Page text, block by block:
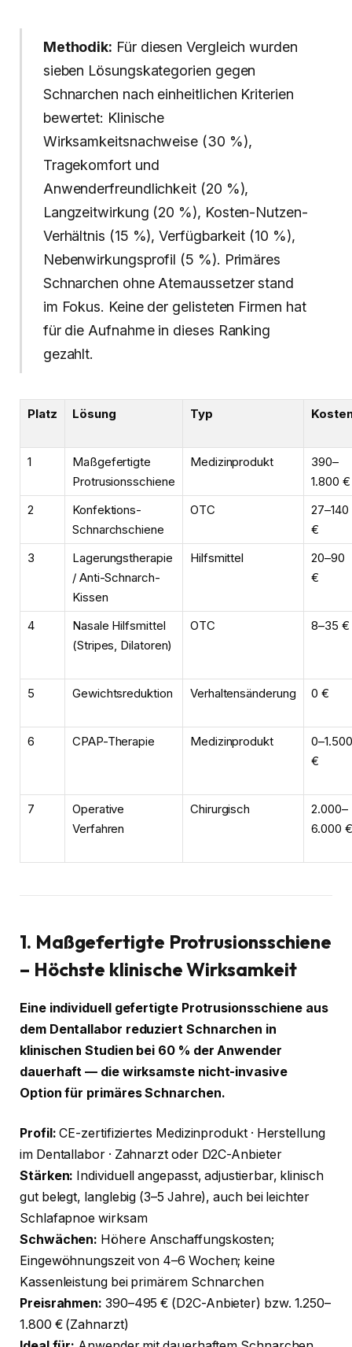
Methodik: Für diesen Vergleich wurden
sieben Lösungskategorien gegen
Schnarchen nach einheitlichen Kriterien
bewertet: Klinische
Wirksamkeitsnachweise (30 %),
Tragekomfort und
Anwenderfreundlichkeit (20 %),
Langzeitwirkung (20 %), Kosten-Nutzen-
Verhältnis (15 %), Verfügbarkeit (10 %),
Nebenwirkungsprofil (5 %). Primäres
Schnarchen ohne Atemaussetzer stand
im Fokus. Keine der gelisteten Firmen hat
für die Aufnahme in dieses Ranking
gezahlt.
Platz Lösung Typ
1
Maßgefertigte
Protrusionsschiene
Medizinprodukt
390–
1.800 €
2
Konfektions-
Schnarchschiene
OTC
27–140
€
3
Lagerungstherapie
/ Anti-Schnarch-
Kissen
Hilfsmittel
20–90
€
4
Nasale Hilfsmittel
(Stripes, Dilatoren)
OTC 8–35 €
5 Gewichtsreduktion Verhaltensänderung 0 €
6 CPAP-Therapie Medizinprodukt
0–1.500
€
7
Operative
Verfahren
Chirurgisch
2.000–
6.000 €
1. Maßgefertigte Protrusionsschiene
– Höchste klinische Wirksamkeit
Eine individuell gefertigte Protrusionsschiene aus
dem Dentallabor reduziert Schnarchen in
klinischen Studien bei 60 % der Anwender
dauerhaft — die wirksamste nicht-invasive
Option für primäres Schnarchen.
Profil: CE-zertifiziertes Medizinprodukt · Herstellung
im Dentallabor · Zahnarzt oder D2C-Anbieter
Stärken: Individuell angepasst, adjustierbar, klinisch
gut belegt, langlebig (3–5 Jahre), auch bei leichter
Schlafapnoe wirksam
Schwächen: Höhere Anschaffungskosten;
Eingewöhnungszeit von 4–6 Wochen; keine
Kassenleistung bei primärem Schnarchen
Preisrahmen: 390–495 € (D2C-Anbieter) bzw. 1.250–
1.800 € (Zahnarzt)